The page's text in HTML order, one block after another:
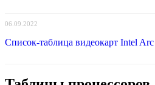
06.09.2022
Список-таблица видеокарт Intel Arc